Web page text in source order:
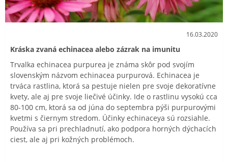
16.03.2020
Kráska zvaná echinacea alebo zázrak na imunitu
Trvalka echinacea purpurea je známa skôr pod svojím
slovenským názvom echinacea purpurová. Echinacea je
trváca rastlina, ktorá sa pestuje nielen pre svoje dekoratívne
kvety, ale aj pre svoje liečivé účinky. Ide o rastlinu vysokú cca
80-100 cm, ktorá sa od júna do septembra pýši purpurovými
kvetmi s čiernym stredom. Účinky echinaceya sú rozsiahle.
Používa sa pri prechladnutí, ako podpora horných dýchacích
ciest, ale aj pri kožných problémoch.